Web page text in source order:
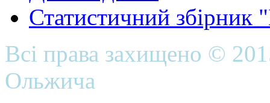
Статистичний
Всі права захищено ©
Ольжича